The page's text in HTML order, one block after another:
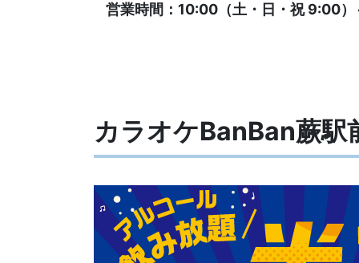
営業時間：10:00（土・日・祝 9:00
カラオケBanBan蕨駅